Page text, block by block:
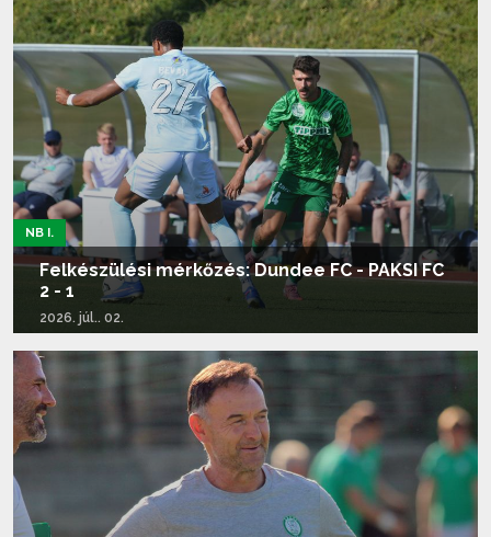
NB I.
Felkészülési mérkőzés: Dundee FC - PAKSI FC
2 - 1
2026. júl.. 02.
Tovább olvasom...